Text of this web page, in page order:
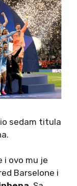
sedam titula
i ovo mu je
Barselone i